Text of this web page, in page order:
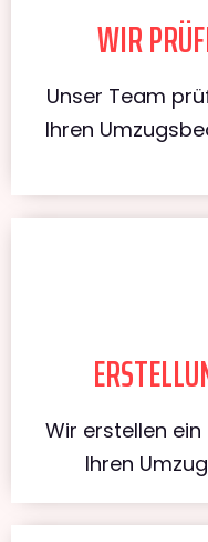
WIR
Unser Team
Ihren
Wir erstellen
Ihren